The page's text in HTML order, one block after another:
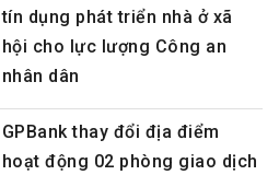
tín dụng phát triển nhà ở xã
hội cho lực lượng Công an
nhân dân
GPBank thay đổi địa điểm
hoạt động 02 phòng giao dịch